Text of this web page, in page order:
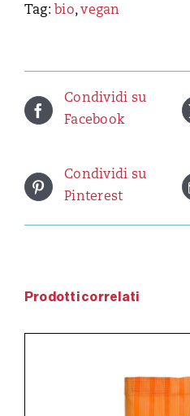
-
quantità
Tag: bio,vegan
Condividi su
Facebook
Condividi su
Pinterest
Prodotti correlati